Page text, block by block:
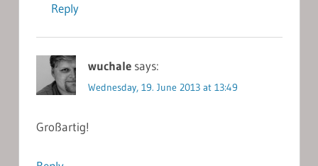
Reply
wuchale says:
Wednesday, 19. June 2013 at 13:49
Großartig!